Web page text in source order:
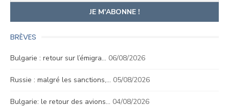
BRÈVES
Bulgarie : retour sur l’émigra… 06/08/2026
Russie : malgré les sanctions,… 05/08/2026
Bulgarie: le retour des avions… 04/08/2026